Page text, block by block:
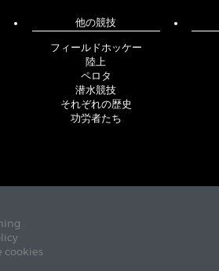
他の競技
フィールドホッケー
陸上
ペロタ
潜水競技
それぞれの歴史
功労者たち
cookies